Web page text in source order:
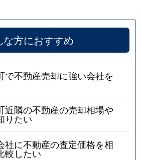
な方におすすめ
で不動産売却に強い会社を
近隣の不動産の売却相場や
りたい
社に不動産の査定価格を相
較したい